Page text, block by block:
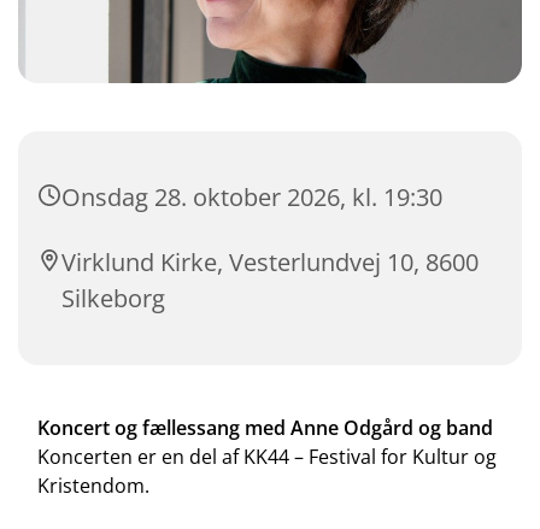
Onsdag 28. oktober 2026, kl. 19:30
Virklund Kirke, Vesterlundvej 10, 8600
Silkeborg
Koncert og fællessang med Anne Odgård og band
Koncerten er en del af KK44 – Festival for Kultur og
Kristendom.